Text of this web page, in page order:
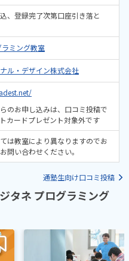
、登録完了次第口座引き落と
ミング教室
ル・デザイン株式会社
のお申し込みは、口コミ投稿で
カードプレゼント対象外です
は教室により異なりますのでお
問い合わせください。
通塾生向け口コミ投稿
タネ プログラミング